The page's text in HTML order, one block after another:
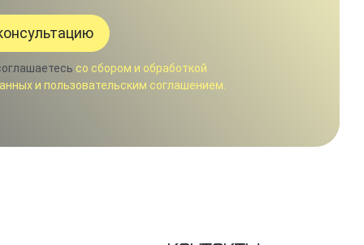
со сбором и обработкой
и пользовательским соглашением.